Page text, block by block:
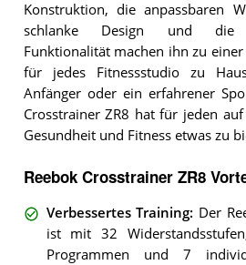
Konstruktion, die anpassbaren
schlanke Design und die
Funktionalität machen ihn zu
für jedes Fitnessstudio zu
Anfänger oder ein erfahrener
Crosstrainer ZR8 hat für jeden
Gesundheit und Fitness etwas zu
Reebok Crosstrainer ZR8
Verbessertes Training: Der
ist mit 32
Programmen und 7